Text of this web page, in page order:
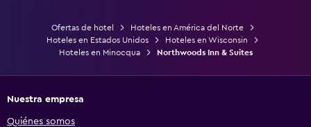
Ofertas de hotel
Hoteles en América del Norte
Hoteles en Estados Unidos
Hoteles en Wisconsin
Hoteles en Minocqua
Northwoods Inn & Suites
Nuestra empresa
Quiénes somos